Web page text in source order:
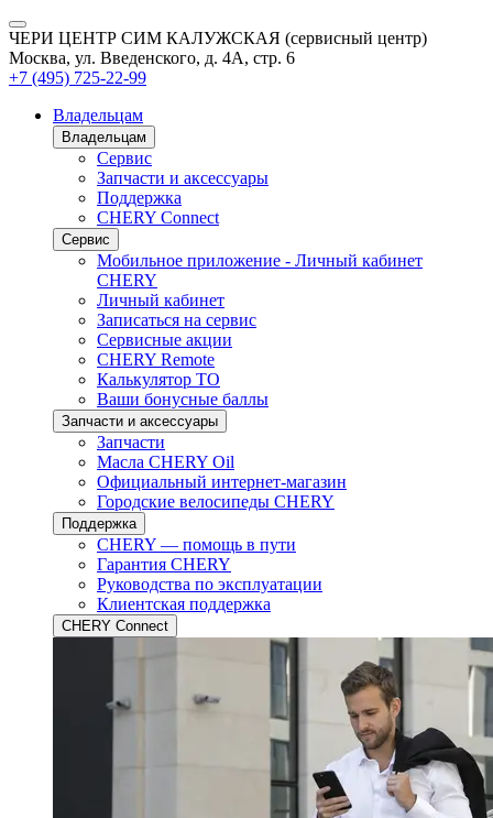
ЧЕРИ ЦЕНТР СИМ КАЛУЖСКАЯ (сервисный центр)
Москва, ул. Введенского, д. 4А, стр. 6
+7 (495) 725-22-99
Владельцам
Владельцам
Сервис
Запчасти и аксессуары
Поддержка
CHERY Connect
Сервис
Мобильное приложение - Личный кабинет
CHERY
Личный кабинет
Записаться на сервис
Сервисные акции
CHERY Remote
Калькулятор ТО
Ваши бонусные баллы
Запчасти и аксессуары
Запчасти
Масла CHERY Oil
Официальный интернет-магазин
Городские велосипеды CHERY
Поддержка
CHERY — помощь в пути
Гарантия CHERY
Руководства по эксплуатации
Клиентская поддержка
CHERY Connect